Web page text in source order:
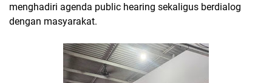
menghadiri agenda public hearing sekaligus berdialog
dengan masyarakat.